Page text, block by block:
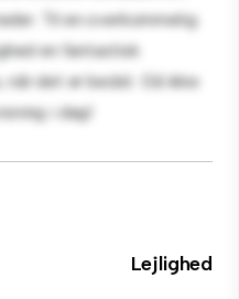
Til en overkommelig
en fantastisk
når det er bedst. Gå ikke
i dag!
Lejlighed